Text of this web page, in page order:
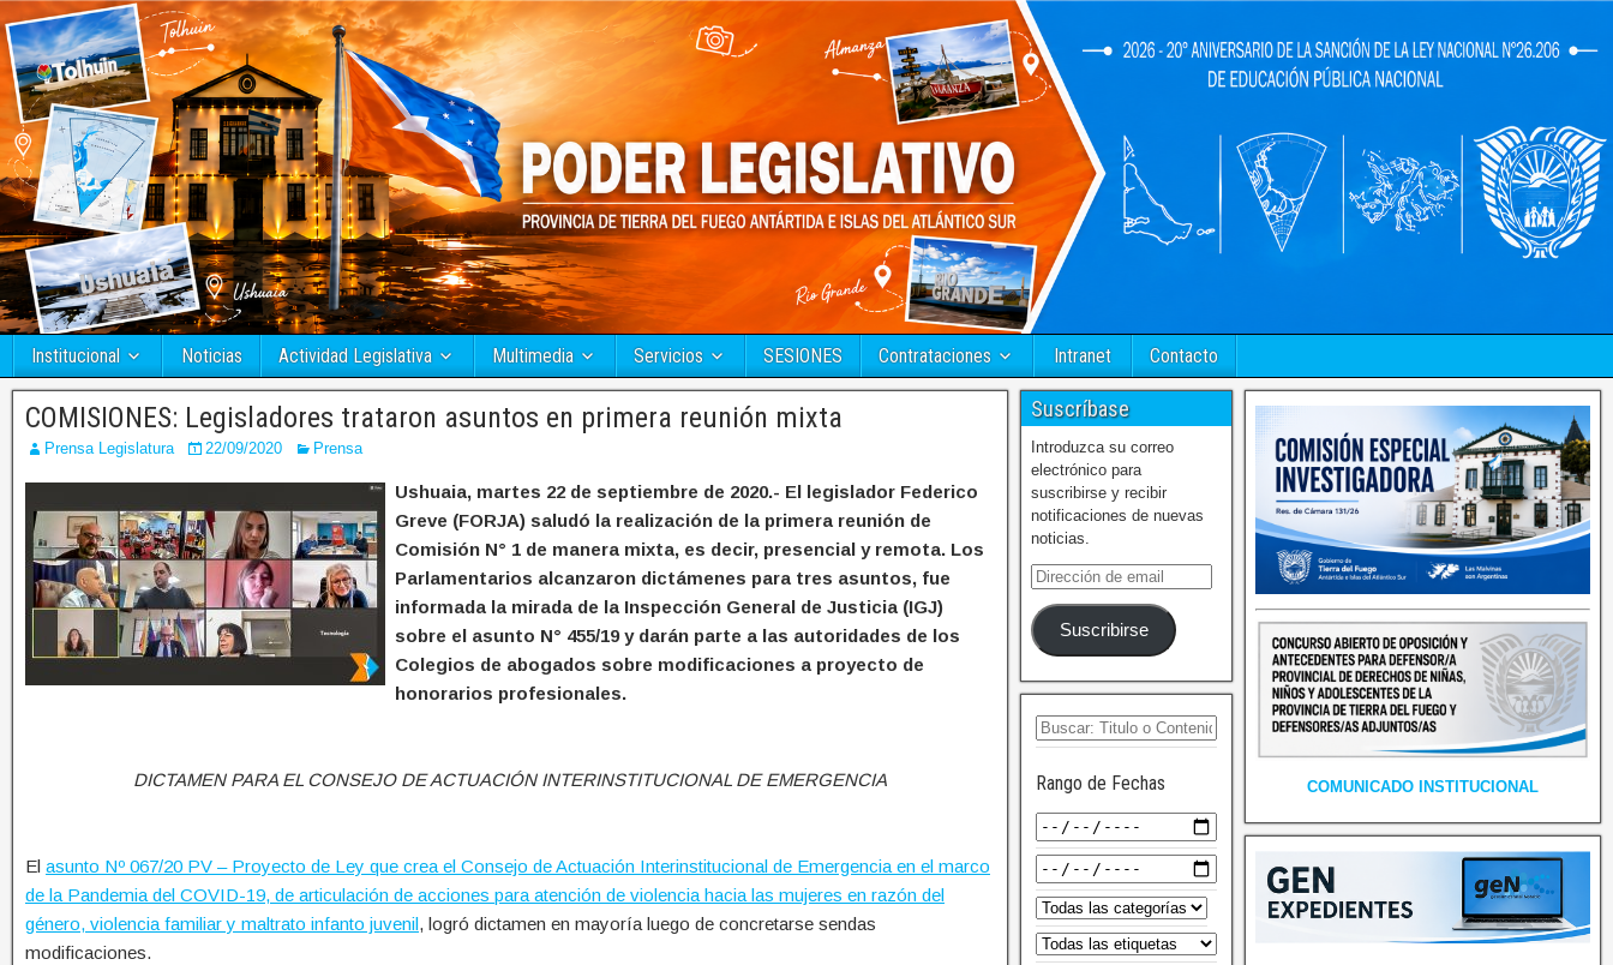
Institucional Noticias Actividad Legislativa Multimedia Servicios SESIONES Contrataciones Intranet Contacto
COMISIONES: Legisladores trataron asuntos en primera reunión mixta
Prensa Legislatura 22/09/2020 Prensa
Ushuaia, martes 22 de septiembre de 2020.- El legislador Federico
Greve (FORJA) saludó la realización de la primera reunión de
Comisión N° 1 de manera mixta, es decir, presencial y remota. Los
Parlamentarios alcanzaron dictámenes para tres asuntos, fue
informada la mirada de la Inspección General de Justicia (IGJ)
sobre el asunto N° 455/19 y darán parte a las autoridades de los
Colegios de abogados sobre modificaciones a proyecto de
honorarios profesionales.
DICTAMEN PARA EL CONSEJO DE ACTUACIÓN INTERINSTITUCIONAL DE EMERGENCIA
El asunto Nº 067/20 PV – Proyecto de Ley que crea el Consejo de Actuación Interinstitucional de Emergencia en el marco
de la Pandemia del COVID-19, de articulación de acciones para atención de violencia hacia las mujeres en razón del
género, violencia familiar y maltrato infanto juvenil, logró dictamen en mayoría luego de concretarse sendas
modificaciones.
Suscríbase
Introduzca su correo
electrónico para
suscribirse y recibir
notificaciones de nuevas
noticias.
Suscribirse
Rango de Fechas COMUNICADO INSTITUCIONAL